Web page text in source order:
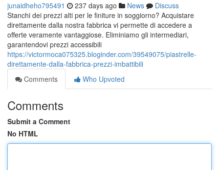
junaidheho795491 237 days ago News
Discuss
Stanchi dei prezzi alti per le finiture in soggiorno? Acquistare
direttamente dalla nostra fabbrica vi permette di accedere a
offerte veramente vantaggiose. Eliminiamo gli intermediari,
garantendovi prezzi accessibili
https://victormoca075325.bloginder.com/39549075/piastrelle-
direttamente-dalla-fabbrica-prezzi-imbattibili
Comments
Who Upvoted
Comments
Submit a Comment
No HTML